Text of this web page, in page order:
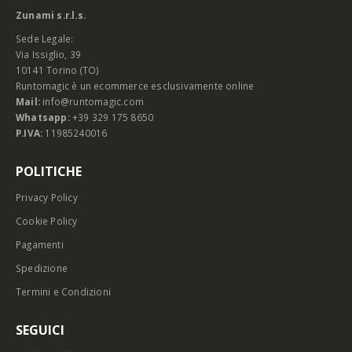
Zunami s.r.l.s.
Sede Legale:
Via Issiglio, 39
10141 Torino (TO)
Runtomagic è un ecommerce esclusivamente online
Mail: info@runtomagic.com
Whatsapp: +39 329 175 8650
P.IVA: 11985240016
POLITICHE
Privacy Policy
Cookie Policy
Pagamenti
Spedizione
Termini e Condizioni
SEGUICI